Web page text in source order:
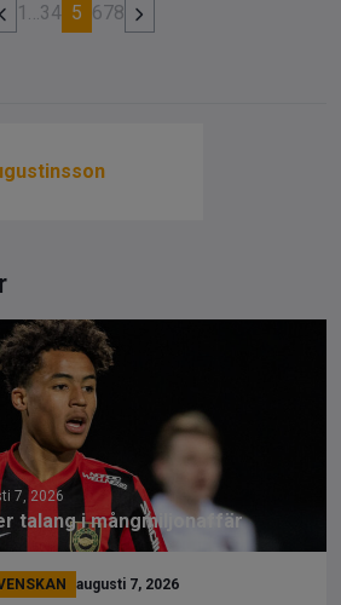
1 …34 5 678
7, 2026
talang i mångmiljonaffär
augusti 7, 2026